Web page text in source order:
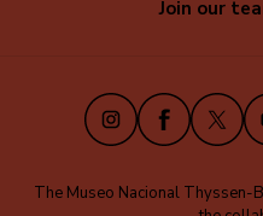
Join our
InstagramFacebook
X
The Museo Nacional Thyssen-